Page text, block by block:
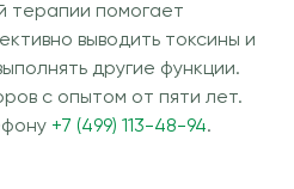
терапии помогает
выводить токсины и
другие функции.
с опытом от пяти лет.
+7 (499) 113-48-94.